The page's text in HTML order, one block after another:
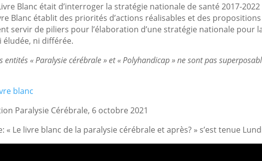
Blanc était d’interroger la stratégie nationale de santé 2017-
Blanc établit des priorités d’actions réalisables et des
servir de piliers pour l’élaboration d’une stratégie nationale pour
ni différée.
entités « Paralysie cérébrale » et « Polyhandicap » ne sont pas
blanc
Paralysie Cérébrale, 6 octobre 2021
« Le livre blanc de la paralysie cérébrale et après? » s’est tenue